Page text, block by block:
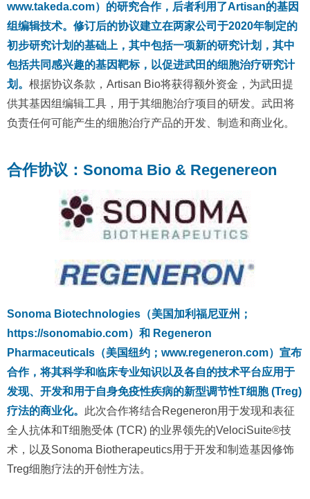
www.takeda.com）的研究合作，后者利用了Artisan的基因
组编辑技术。修订后的协议建立在两家公司于2020年制定的
初步研究计划的基础上，其中包括一项新的研究计划，其中
包括共同感兴趣的基因靶标，以促进武田的细胞治疗研究计
划。 根据协议条款，Artisan Bio将获得额外资金，为武田提
供其基因组编辑工具，用于其细胞治疗项目的研发。武田将
负责任何可能产生的细胞治疗产品的开发、制造和商业化。
合作协议：Sonoma Bio & Regenereon
Sonoma Biotechnologies（美国加利福尼亚州；
https://sonomabio.com）和 Regeneron
Pharmaceuticals（美国纽约；www.regeneron.com）宣布
合作，将其科学和临床专业知识以及各自的技术平台应用于
发现、开发和用于自身免疫性疾病的新型调节性T细胞 (Treg)
疗法的商业化。 此次合作将结合Regeneron用于发现和表征
全人抗体和T细胞受体 (TCR) 的业界领先的VelociSuite®技
术，以及Sonoma Biotherapeutics用于开发和制造基因修饰
Treg细胞疗法的开创性方法。